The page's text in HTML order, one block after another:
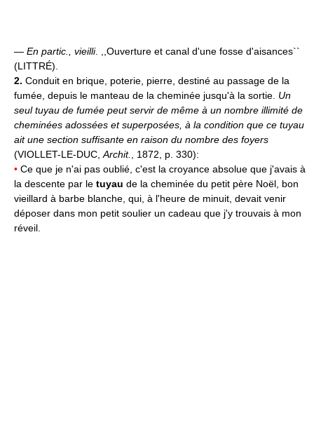
— En partic., vieilli. ,,Ouverture et canal d'une fosse d'aisances``
(LITTRÉ).
2. Conduit en brique, poterie, pierre, destiné au passage de la
fumée, depuis le manteau de la cheminée jusqu'à la sortie. Un
seul tuyau de fumée peut servir de même à un nombre illimité de
cheminées adossées et superposées, à la condition que ce tuyau
ait une section suffisante en raison du nombre des foyers
(VIOLLET-LE-DUC, Archit.
, 1872, p. 330):
• Ce que je n'ai pas oublié, c'est la croyance absolue que j'avais à
la descente par le tuyau de la cheminée du petit père Noël, bon
vieillard à barbe blanche, qui, à l'heure de minuit, devait venir
déposer dans mon petit soulier un cadeau que j'y trouvais à mon
réveil.